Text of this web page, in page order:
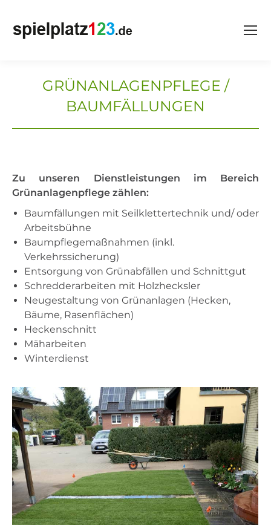
GRÜNANLAGENPFLEGE /
BAUMFÄLLUNGEN
Zu unseren Dienstleistungen im Bereich
Grünanlagenpflege zählen:
Baumfällungen mit Seilklettertechnik und/ oder
Arbeitsbühne
Baumpflegemaßnahmen (inkl.
Verkehrssicherung)
Entsorgung von Grünabfällen und Schnittgut
Schredderarbeiten mit Holzhecksler
Neugestaltung von Grünanlagen (Hecken,
Bäume, Rasenflächen)
Heckenschnitt
Mäharbeiten
Winterdienst